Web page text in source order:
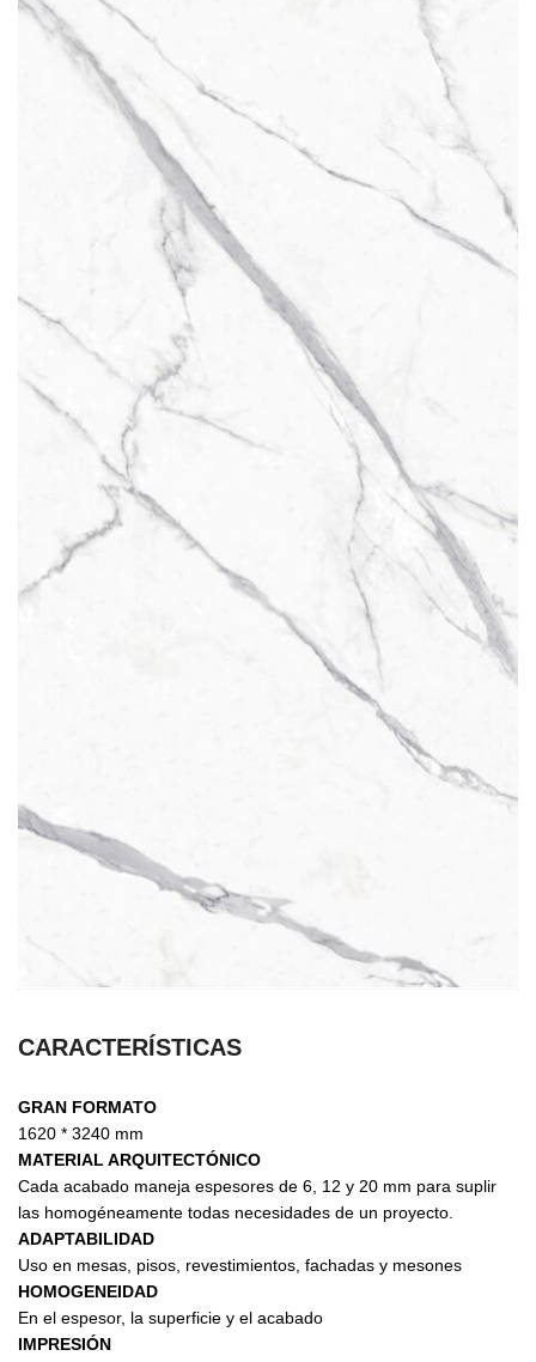
CARACTERÍSTICAS
GRAN FORMATO
1620 * 3240 mm
MATERIAL ARQUITECTÓNICO
Cada acabado maneja espesores de 6, 12 y 20 mm para suplir
las homogéneamente todas necesidades de un proyecto.
ADAPTABILIDAD
Uso en mesas, pisos, revestimientos, fachadas y mesones
HOMOGENEIDAD
En el espesor, la superficie y el acabado
IMPRESIÓN